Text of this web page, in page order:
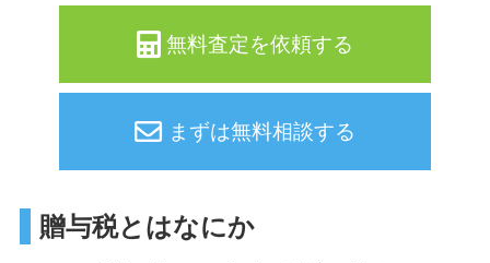
無料査定を依頼する
まずは無料相談する
贈与税とはなにか